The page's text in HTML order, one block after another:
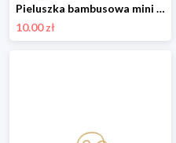
Pieluszka bambusowa mini 25x25 - Kamyczki beż - OUTLET
10.00 zł